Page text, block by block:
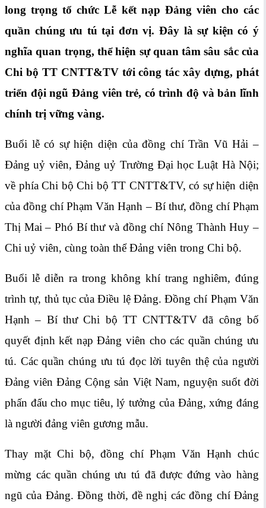
long trọng tổ chức Lễ kết nạp Đảng viên cho các
quần chúng ưu tú tại đơn vị. Đây là sự kiện có ý
nghĩa quan trọng, thể hiện sự quan tâm sâu sắc của
Chi bộ TT CNTT&TV tới công tác xây dựng, phát
triển đội ngũ Đảng viên trẻ, có trình độ và bản lĩnh
chính trị vững vàng.
Buổi lễ có sự hiện diện của đồng chí Trần Vũ Hải –
Đảng uỷ viên, Đảng uỷ Trường Đại học Luật Hà Nội;
về phía Chi bộ Chi bộ TT CNTT&TV, có sự hiện diện
của đồng chí Phạm Văn Hạnh – Bí thư, đồng chí Phạm
Thị Mai – Phó Bí thư và đồng chí Nông Thành Huy –
Chi uỷ viên, cùng toàn thể Đảng viên trong Chi bộ.
Buổi lễ diễn ra trong không khí trang nghiêm, đúng
trình tự, thủ tục của Điều lệ Đảng. Đồng chí Phạm Văn
Hạnh – Bí thư Chi bộ TT CNTT&TV đã công bố
quyết định kết nạp Đảng viên cho các quần chúng ưu
tú. Các quần chúng ưu tú đọc lời tuyên thệ của người
Đảng viên Đảng Cộng sản Việt Nam, nguyện suốt đời
phấn đấu cho mục tiêu, lý tưởng của Đảng, xứng đáng
là người đảng viên gương mẫu.
Thay mặt Chi bộ, đồng chí Phạm Văn Hạnh chúc
mừng các quần chúng ưu tú đã được đứng vào hàng
ngũ của Đảng. Đồng thời, đề nghị các đồng chí Đảng